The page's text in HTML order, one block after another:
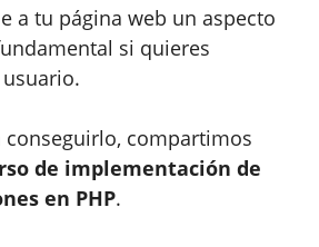
a tu página web un aspecto
si quieres
conseguirlo, compartimos
de implementación de
en PHP.